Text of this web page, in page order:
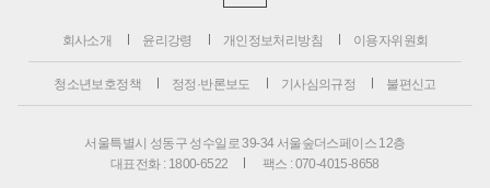
회사소개 윤리강령 개인정보처리방침 이용자위원회
청소년보호정책 정정·반론보도 기사심의규정 불편신고
서울특별시 성동구 성수일로 39-34 서울숲더스페이스 12층
대표전화 : 1800-6522
팩스 : 070-4015-8658